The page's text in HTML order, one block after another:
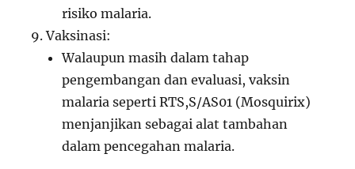
risiko malaria.
Vaksinasi:
Walaupun masih dalam tahap
pengembangan dan evaluasi, vaksin
malaria seperti RTS,S/AS01 (Mosquirix)
menjanjikan sebagai alat tambahan
dalam pencegahan malaria.